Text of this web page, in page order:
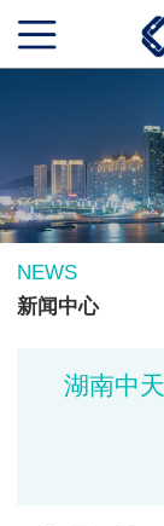
NEWS
新闻中心
湖南中